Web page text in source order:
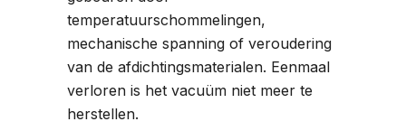
temperatuurschommelingen,
mechanische spanning of veroudering
van de afdichtingsmaterialen. Eenmaal
verloren is het vacuüm niet meer te
herstellen.